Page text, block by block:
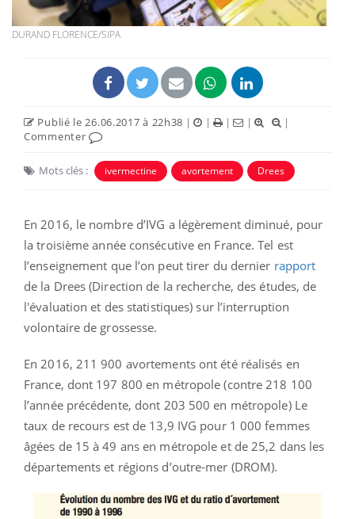
DURAND FLORENCE/SIPA
Publié le 26.06.2017 à 22h38 | | | |
|
Commenter
Mots clés : ivermectine avortement Drees
En 2016, le nombre d’IVG a légèrement diminué, pour
la troisième année consécutive en France. Tel est
l’enseignement que l’on peut tirer du dernier rapport
de la Drees (Direction de la recherche, des études, de
l'évaluation et des statistiques) sur l’interruption
volontaire de grossesse.
En 2016, 211 900 avortements ont été réalisés en
France, dont 197 800 en métropole (contre 218 100
l’année précédente, dont 203 500 en métropole) Le
taux de recours est de 13,9 IVG pour 1 000 femmes
âgées de 15 à 49 ans en métropole et de 25,2 dans les
départements et régions d’outre-mer (DROM).